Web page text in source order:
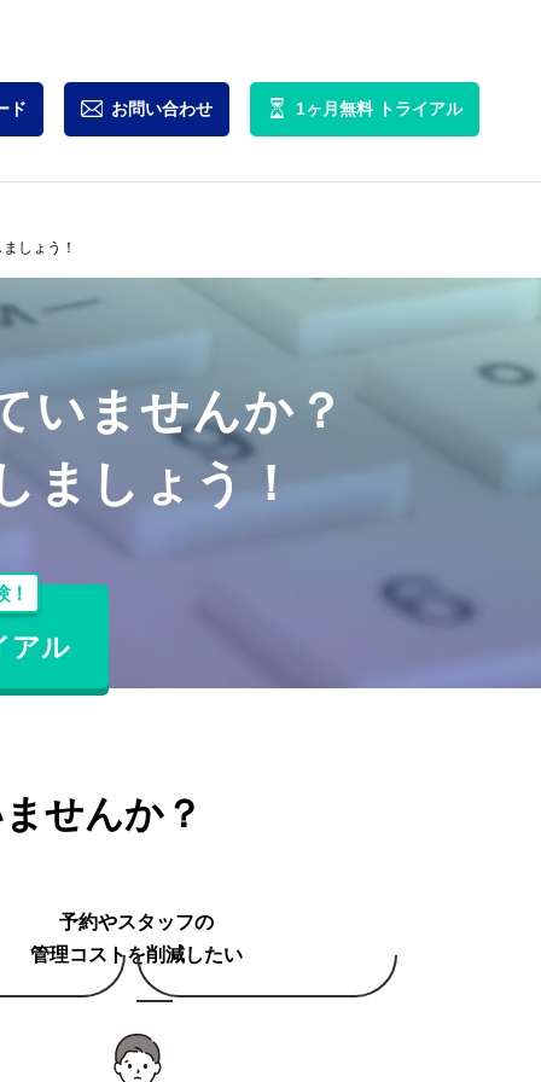
ド お問い合わせ 1ヶ月無料トライアル
しょう！
いませんか？
ましょう！
！
アル
せんか？
予約やスタッフの
管理コストを削減したい